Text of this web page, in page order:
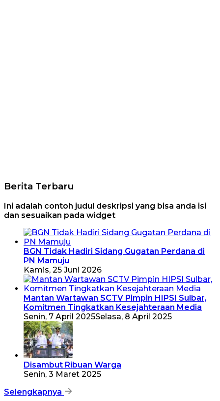
Berita Terbaru
Ini adalah contoh judul deskripsi yang bisa anda isi
dan sesuaikan pada widget
BGN Tidak Hadiri Sidang Gugatan Perdana di
PN Mamuju
Kamis, 25 Juni 2026
Mantan Wartawan SCTV Pimpin HIPSI Sulbar,
Komitmen Tingkatkan Kesejahteraan Media
Senin, 7 April 2025Selasa, 8 April 2025
Disambut Ribuan Warga
Senin, 3 Maret 2025
Selengkapnya